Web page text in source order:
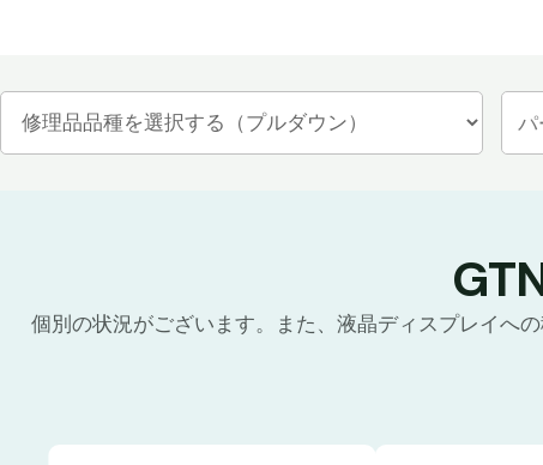
個別の状況がございます。また、液晶ディスプレイへ